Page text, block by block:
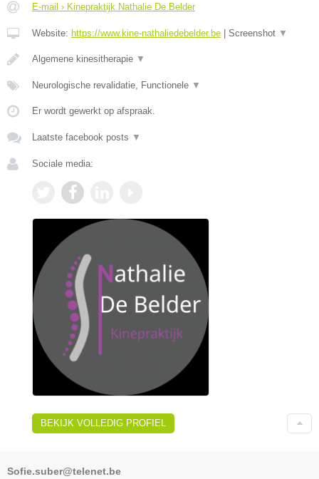
E-mail › Kinepraktijk Nathalie De Belder
Website: https://www.kine-nathaliedebelder.be | Screenshot ▼
Algemene kinesitherapie ▼
Neurologische revalidatie, Functionele ▼
Er wordt gewerkt op afspraak.
Laatste facebook posts ▼
Sociale media:
BEKIJK VOLLEDIG PROFIEL
Sofie.suber@telenet.be